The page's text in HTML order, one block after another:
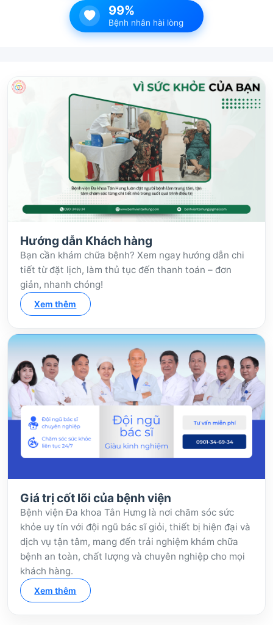
99%
Bệnh nhân hài lòng
Hướng dẫn Khách hàng
Bạn cần khám chữa bệnh? Xem ngay hướng dẫn chi
tiết từ đặt lịch, làm thủ tục đến thanh toán – đơn
giản, nhanh chóng!
Xem thêm
Giá trị cốt lõi của bệnh viện
Bệnh viện Đa khoa Tân Hưng là nơi chăm sóc sức
khỏe uy tín với đội ngũ bác sĩ giỏi, thiết bị hiện đại và
dịch vụ tận tâm, mang đến trải nghiệm khám chữa
bệnh an toàn, chất lượng và chuyên nghiệp cho mọi
khách hàng.
Xem thêm